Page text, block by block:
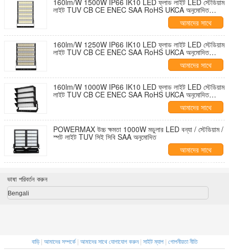
160lm/W 1500W IP66 IK10 LED ফ্লাড লাইট LED স্টেডিয়াম
লাইট TUV CB CE ENEC SAA RoHS UKCA অনুমোদিত
আমাদের সাথে
যোগাযোগ করুন
160lm/W 1250W IP66 IK10 LED ফ্লাড লাইট LED স্টেডিয়াম
লাইট TUV CB CE ENEC SAA RoHS UKCA অনুমোদিত
আমাদের সাথে
যোগাযোগ করুন
160lm/W 1000W IP66 IK10 LED ফ্লাড লাইট LED স্টেডিয়াম
লাইট TUV CB CE ENEC SAA RoHS UKCA অনুমোদিত
আমাদের সাথে
যোগাযোগ করুন
POWERMAX উচ্চ ক্ষমতা 1000W মডুলার LED বন্যা / স্টেডিয়াম /
স্পট লাইট TUV সিই সিবি SAA অনুমোদিত
আমাদের সাথে
যোগাযোগ করুন
ভাষা পরিবর্তন করুন
Bengali
বাড়ি| আমাদের সম্পর্কে| আমাদের সাথে যোগাযোগ করুন| সাইট ম্যাপ| গোপনীয়তা নীতি